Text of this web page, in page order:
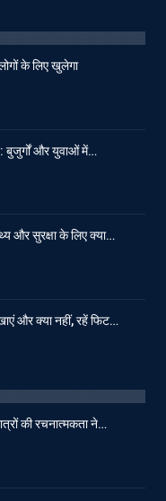
के लिए खुलेगा
बुजुर्गों और युवाओं में…
और सुरक्षा के लिए क्या…
और क्या नहीं, रहें फिट…
की रचनात्मकता ने…